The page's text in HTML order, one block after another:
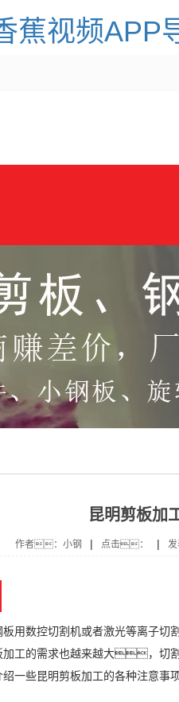
蕉视频APP
昆明剪板加
作者：小钢 | 点击： |
数控切割机或者激光等离子
工的需求也越来越大，切
一些昆明剪板加工的各种注意